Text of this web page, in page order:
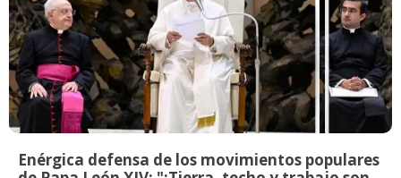
Enérgica defensa de los movimientos populares